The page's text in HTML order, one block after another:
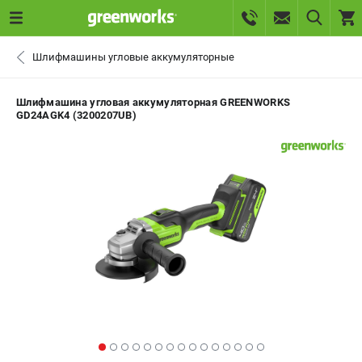
ВХОД ИЛИ РЕГИСТРАЦИЯ
ЗАКАЗАТЬ ЗАПЧАСТЬ
- ЗАКАЗ ЗАПЧАСТЕЙ
0 ₽
Шлифмашины угловые аккумуляторные
Шлифмашина угловая аккумуляторная GREENWORKS
GD24AGK4 (3200207UB)